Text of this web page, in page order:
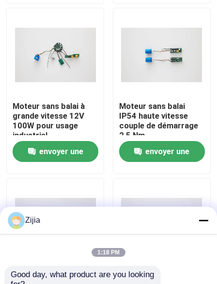
Vidéos
Visite d'usine
Contrôle de qualité
Demandez une citation
Moteur sans balais à grande vitesse
Moteur sans brosse de C.C
Moteur sans balai à
grande vitesse 12V
100W pour usage
industriel
envoyer une
Moteur sans balai
IP54 haute vitesse
couple de démarrage
2,5 Nm
envoyer une
Moteur sans balai à
IP54 Moteur
Zijia
1:18 PM
Good day, what product are you looking